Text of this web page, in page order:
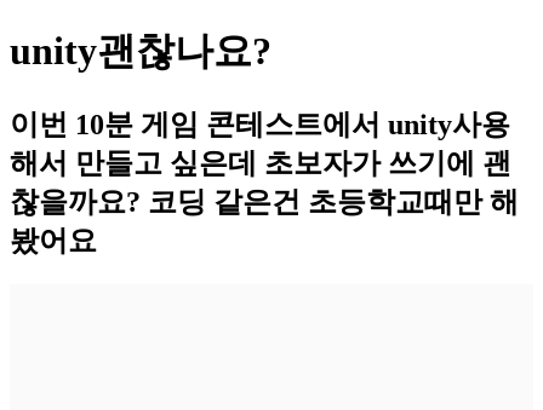
unity괜찮나요?
이번 10분 게임 콘테스트에서 unity사용
해서 만들고 싶은데 초보자가 쓰기에 괜
찮을까요? 코딩 같은건 초등학교때만 해
봤어요